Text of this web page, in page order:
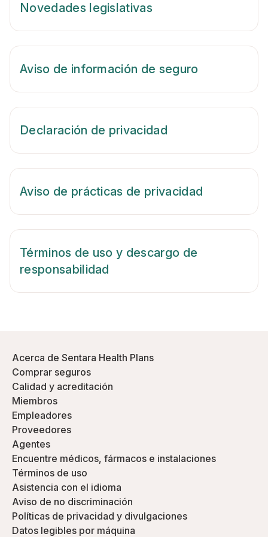
Novedades legislativas
Aviso de información de seguro
Declaración de privacidad
Aviso de prácticas de privacidad
Términos de uso y descargo de
responsabilidad
Acerca de Sentara Health Plans
Comprar seguros
Calidad y acreditación
Miembros
Empleadores
Proveedores
Agentes
Encuentre médicos, fármacos e instalaciones
Términos de uso
Asistencia con el idioma
Aviso de no discriminación
Políticas de privacidad y divulgaciones
Datos legibles por máquina